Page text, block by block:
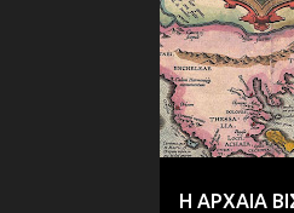
Η ΑΡΧΑΙΑ